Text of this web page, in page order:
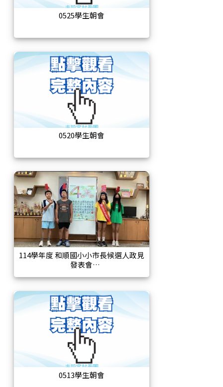
0525學生朝會
0520學生朝會
114學年度 和順國小小市長候選人政見
發表會
0513學生朝會